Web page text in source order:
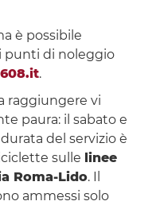
è possibile
punti di noleggio
.
raggiungere vi
paura: il sabato e
del servizio è
sulle linee
Roma-Lido. Il
ammessi solo